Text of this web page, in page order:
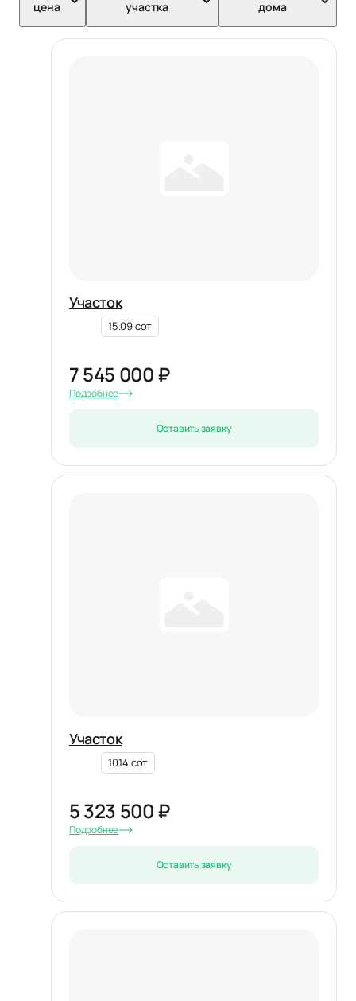
цена
участка
дома
Участок
15.09 сот
7 545 000 ₽
Подробнее
Оставить заявку
Участок
10.14 сот
5 323 500 ₽
Подробнее
Оставить заявку